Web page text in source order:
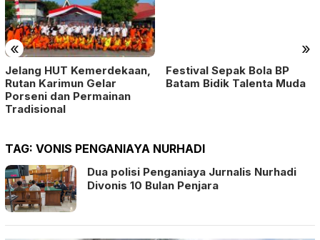
« »
Jelang HUT Kemerdekaan,
Rutan Karimun Gelar
Porseni dan Permainan
Tradisional
Festival Sepak Bola BP
Batam Bidik Talenta Muda
TAG: VONIS PENGANIAYA NURHADI
Dua polisi Penganiaya Jurnalis Nurhadi
Divonis 10 Bulan Penjara